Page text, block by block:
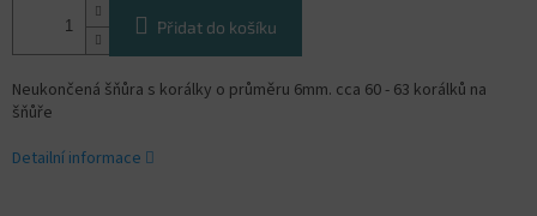
Přidat do košíku
Neukončená šňůra s korálky o průměru 6mm. cca 60 - 63 korálků na
šňůře
Detailní informace